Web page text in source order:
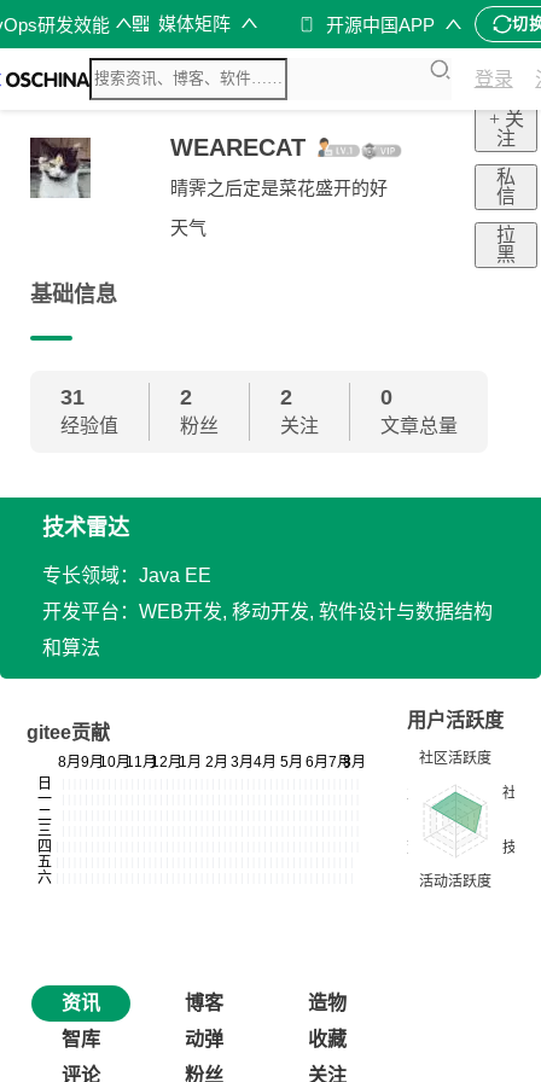
研发效能 媒体矩阵 开源中国APP 切
登录
WEARECAT
晴霁之后定是菜花盛开的好
天气
+ 关
注
私
信
拉
黑
基础信息
31
经验值
2
粉丝
2
关注
0
文章总量
技术雷达
专长领域：Java EE
开发平台：WEB开发, 移动开发, 软件设计与数据结构
和算法
gitee贡献
用户活跃度
资讯 博客
造物
智库
动弹
收藏
评论
粉丝 关注